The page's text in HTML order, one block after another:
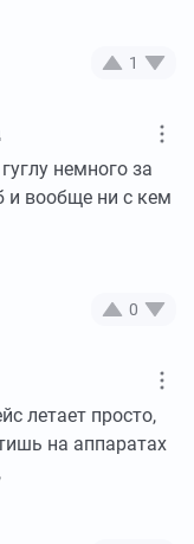
1
немного за
и вообще ни с кем
0
летает просто,
на аппаратах